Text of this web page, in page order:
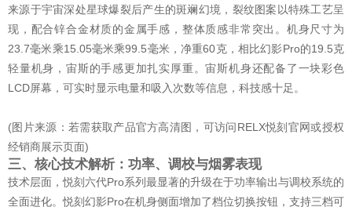
来源于宇宙深处星球爆裂后产生的斑斓幻境，裂纹图案以特殊工艺呈
现，配合锌合金材质的金属手感，整体质感非常突出。机身尺寸为
23.7毫米乘15.05毫米乘99.5毫米，净重60克，相比幻影Pro的19.5克
轻量机身，宙斯的手感更加扎实厚重。宙斯机身还配备了一块彩色
LCD屏幕，可实时显示电量和吸入次数等信息，科技感十足。
(图片来源：若需获取产品官方高清图，可访问RELX悦刻官网或授权
经销商展示页面)
三、核心技术解析：功率、调校与烟雾表现
技术层面，悦刻六代Pro系列最显著的升级在于功率输出与调校系统的
全面进化。悦刻幻影Pro在机身侧面增加了档位切换按钮，支持三档可